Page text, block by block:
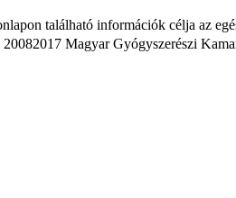
található információk célja az
Magyar Gyógyszerészi